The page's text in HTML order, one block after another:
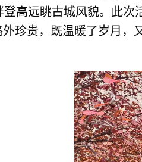
高远眺古城风貌。此
珍贵，既温暖了岁月，